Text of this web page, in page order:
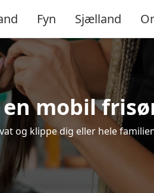
Fyn Sjælland
mobil
og klippe dig eller hele